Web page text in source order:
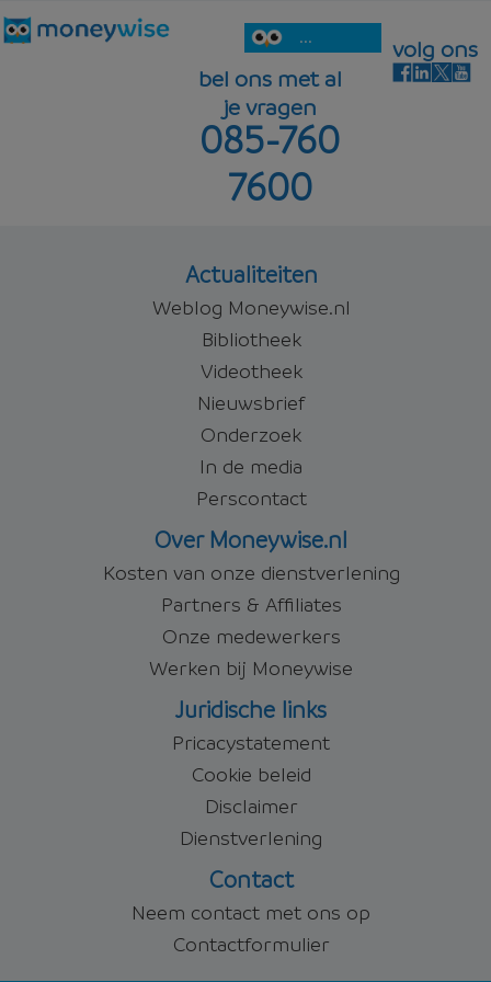
...
bel ons met al
je vragen
085-760
7600
volg ons
Actualiteiten
Weblog Moneywise.nl
Bibliotheek
Videotheek
Nieuwsbrief
Onderzoek
In de media
Perscontact
Over Moneywise.nl
Kosten van onze dienstverlening
Partners & Affiliates
Onze medewerkers
Werken bij Moneywise
Juridische links
Pricacystatement
Cookie beleid
Disclaimer
Dienstverlening
Contact
Neem contact met ons op
Contactformulier